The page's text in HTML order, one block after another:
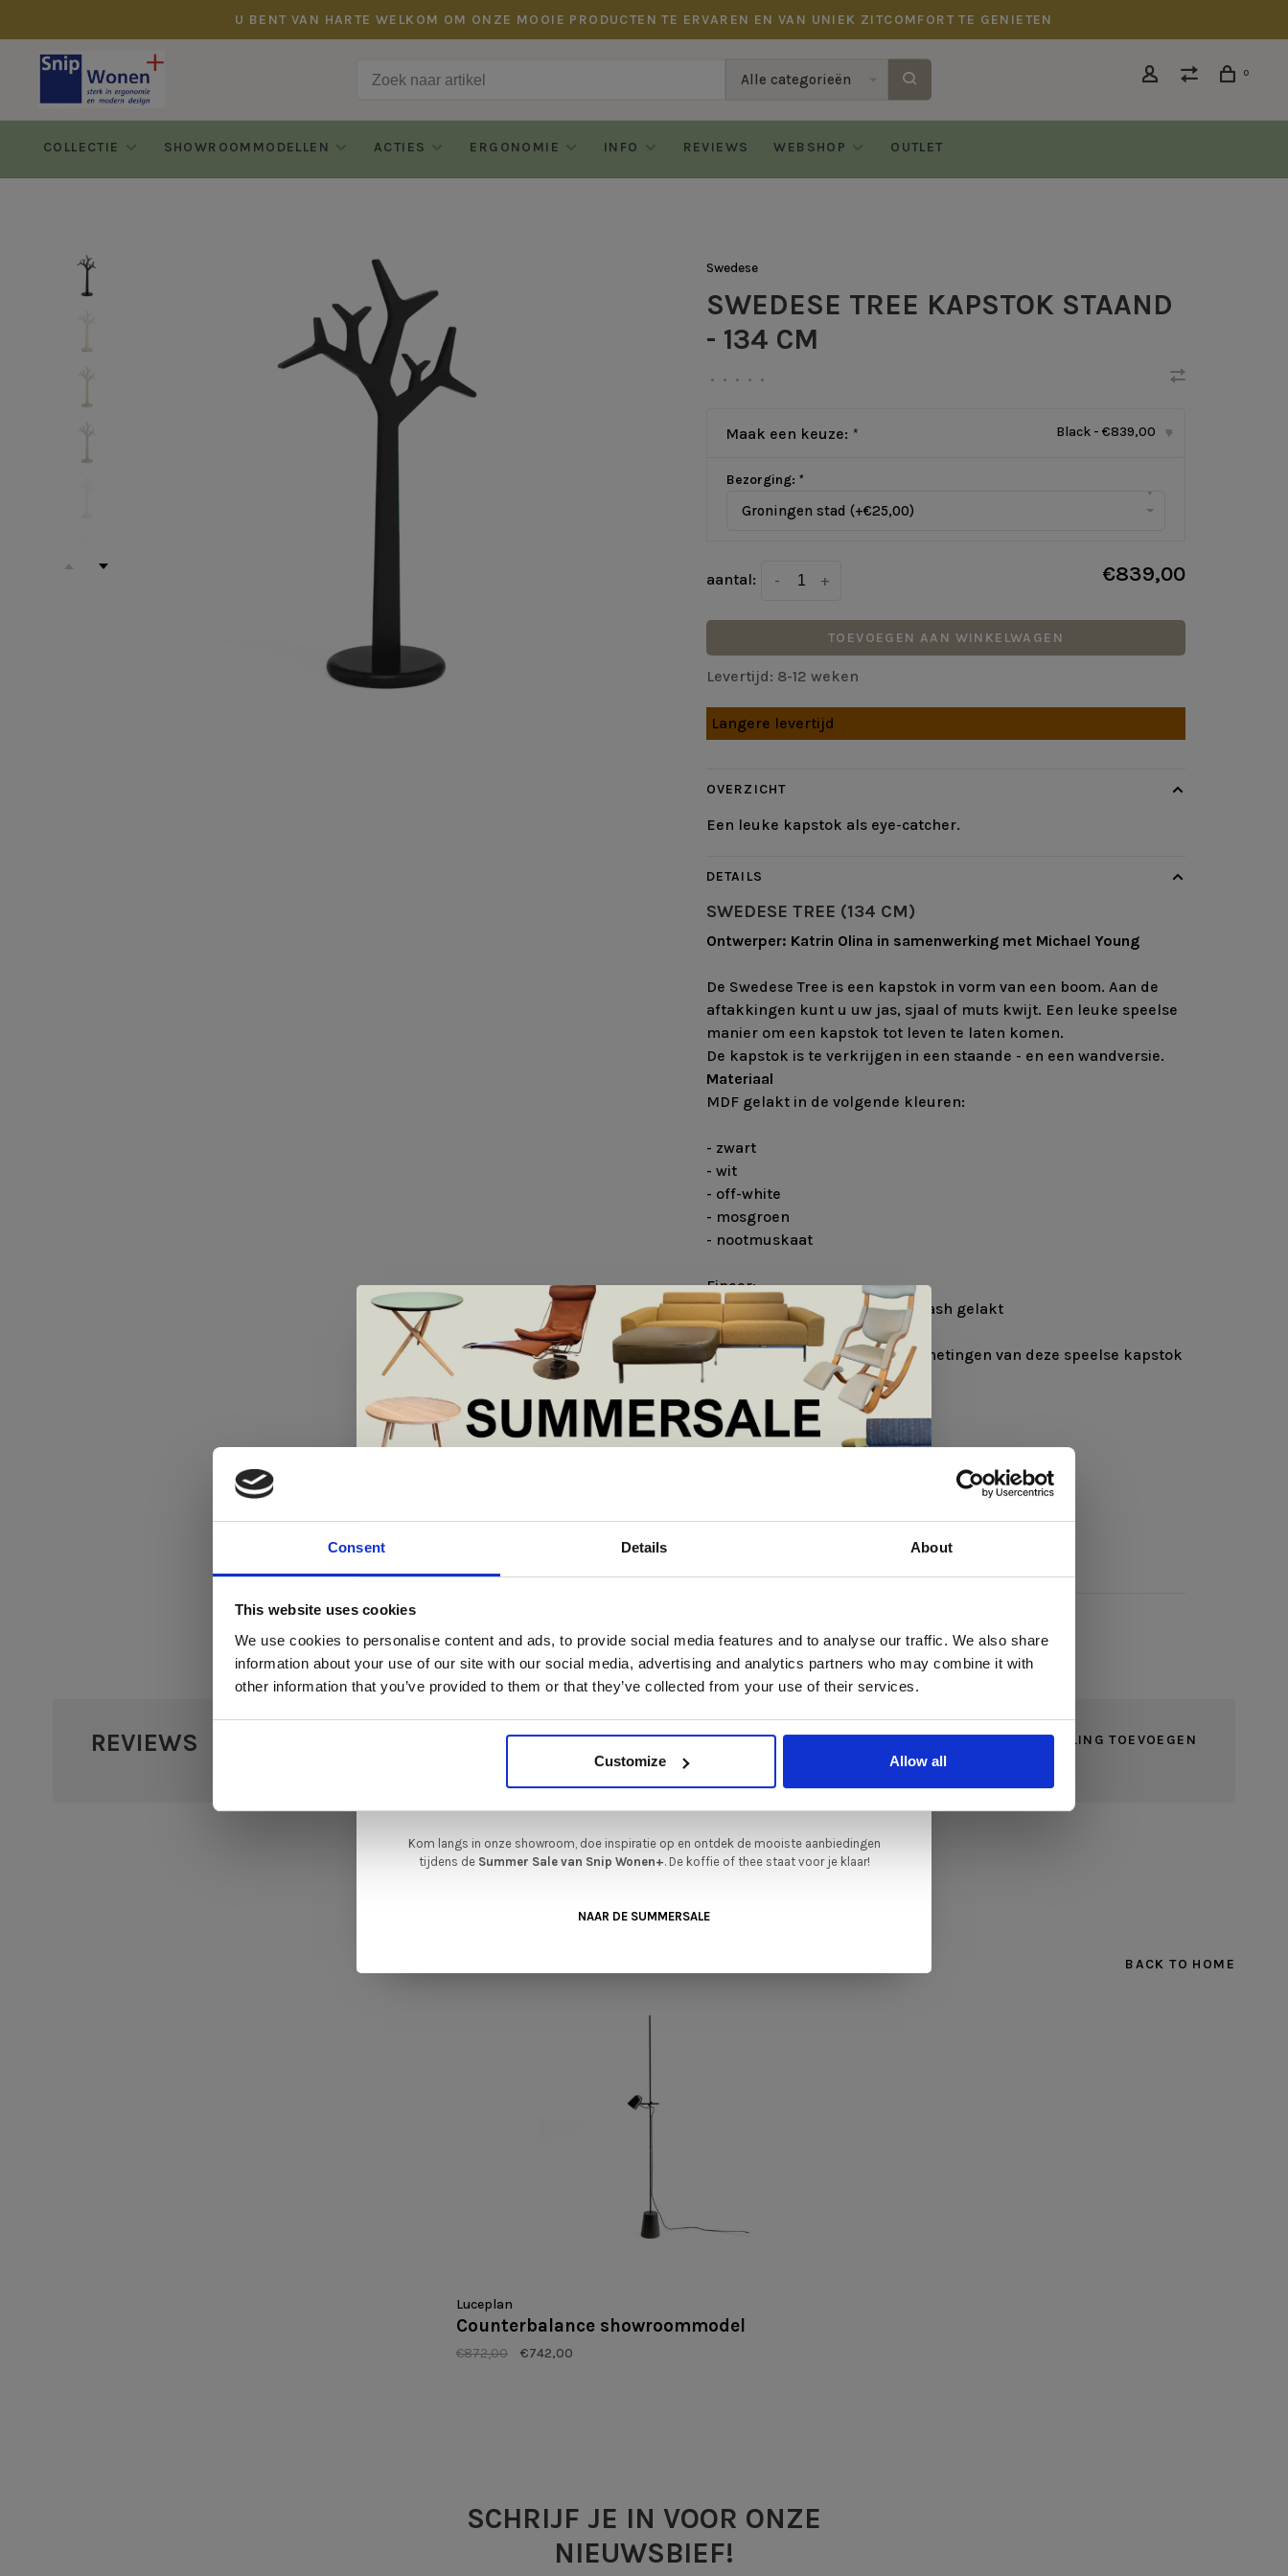
Consent Details About
This website uses cookies
We use cookies to personalise content and ads, to provide social media features and to analyse our traffic. We also share
information about your use of our site with our social media, advertising and analytics partners who may combine it with
other information that you’ve provided to them or that they’ve collected from your use of their services.
Customize Allow all
U BENT VAN HARTE WELKOM OM ONZE MOOIE PRODUCTEN TE ERVAREN EN VAN UNIEK ZITCOMFORT TE GENIETEN
Alle categorieën 0
COLLECTIE SHOWROOMMODELLEN ACTIES ERGONOMIE INFO REVIEWS WEBSHOP OUTLET
Swedese
SWEDESE TREE KAPSTOK STAAND
- 134 CM
• • • • •
Maak een keuze: * Black - €839,00 ▾
Bezorging: *
Groningen stad (+€25,00)
▾
aantal: +
- €839,00
TOEVOEGEN AAN WINKELWAGEN
Levertijd: 8-12 weken
Langere levertijd
OVERZICHT
Een leuke kapstok als eye-catcher.
DETAILS
SWEDESE TREE (134 CM)
Ontwerper: Katrin Olina in samenwerking met Michael Young
De Swedese Tree is een kapstok in vorm van een boom. Aan de
aftakkingen kunt u uw jas, sjaal of muts kwijt. Een leuke speelse
manier om een kapstok tot leven te laten komen.
De kapstok is te verkrijgen in een staande - en een wandversie.
Materiaal
MDF gelakt in de volgende kleuren:
- zwart
- wit
- off-white
- mosgroen
- nootmuskaat
Fineer:
-eiken: naturel gelakt, white wash gelakt
De verschillende mogelijke afmetingen van deze speelse kapstok
H 194
B 89
REVIEWS
0 sterren op basis van 0 beoordelingen
JE BEOORDELING TOEVOEGEN
GERELATEERDE PRODUCTEN
BACK TO HOME
Luceplan
Counterbalance showroommodel
€872,00 €742,00
SCHRIJF JE IN VOOR ONZE
NIEUWSBIEF!
De Summer Sale bij Snip Wonen+ is gestart!
In onze showroom vind je een uitgebreide selectie designmeubelen van
gerenommeerde Nederlandse en Europese merken. Onder andere showroommodellen
van
Sculptures Jeux Artisanzijn nu extra voordelig
gelegenheid om jouw favoriete designmeubel geheel naar wens samen te stellen,
met de kwaliteit, het comfort en de uitstraling die je van Snip Wonen+ mag
Kom langs in onze showroom, doe inspiratie op en ontdek de mooiste aanbiedingen
tijdens de Summer Sale van Snip Wonen+. De koffie of thee staat voor je klaar!
NAAR DE SUMMERSALE